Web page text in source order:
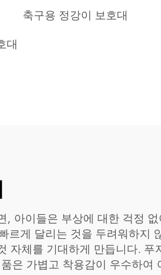
축구용 정강이 보호대
대
아이들은 부상에 대한 걱정
르게 달리는 것을 두려워하지
자체를 기대하게 만듭니다. 푸
은 가볍고 착용감이 우수하여